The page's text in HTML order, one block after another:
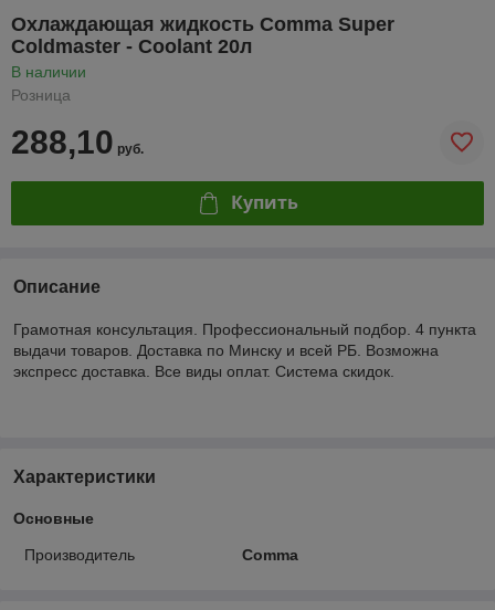
Охлаждающая жидкость Comma Super
Coldmaster - Coolant 20л
В наличии
Розница
288,10 руб.
Купить
Описание
Грамотная консультация. Профессиональный подбор. 4 пункта
выдачи товаров. Доставка по Минску и всей РБ. Возможна
экспресс доставка. Все виды оплат. Система скидок.
Характеристики
Основные
Производитель Comma